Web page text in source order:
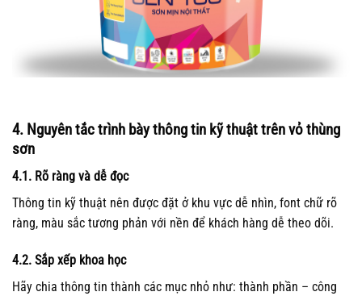
4. Nguyên tắc trình bày thông tin kỹ thuật trên vỏ thùng
sơn
4.1. Rõ ràng và dễ đọc
Thông tin kỹ thuật nên được đặt ở khu vực dễ nhìn, font chữ rõ
ràng, màu sắc tương phản với nền để khách hàng dễ theo dõi.
4.2. Sắp xếp khoa học
Hãy chia thông tin thành các mục nhỏ như: thành phần – công